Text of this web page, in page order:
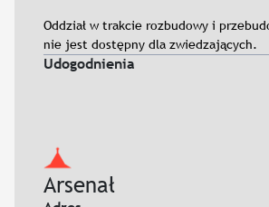
Oddział w trakcie rozbudowy i
nie jest dostępny dla zwiedzających.
Udogodnienia
Arsenał